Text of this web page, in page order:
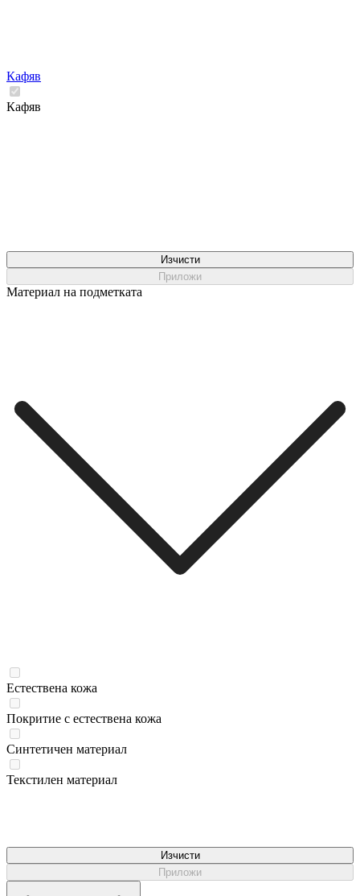
Кафяв
Кафяв
Изчисти
Приложи
Материал на подметката
Естествена кожа
Покритие с естествена кожа
Синтетичен материал
Текстилен материал
Изчисти
Приложи